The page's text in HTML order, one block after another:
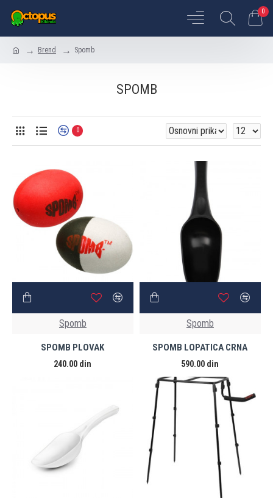
0
Brend Spomb
SPOMB
0
Spomb
SPOMB PLOVAK
240.00 din
Spomb
SPOMB LOPATICA CRNA
590.00 din